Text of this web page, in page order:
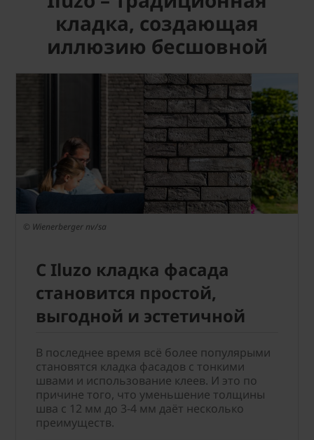
кладка, создающая
иллюзию бесшовной
© Wienerberger nv/sa
С Iluzo кладка фасада
становится простой,
выгодной и эстетичной
В последнее время всё более популярыми
становятся кладка фасадов с тонкими
швами и использование клеев. И это по
причине того, что уменьшение толщины
шва с 12 мм до 3-4 мм даёт несколько
преимуществ.